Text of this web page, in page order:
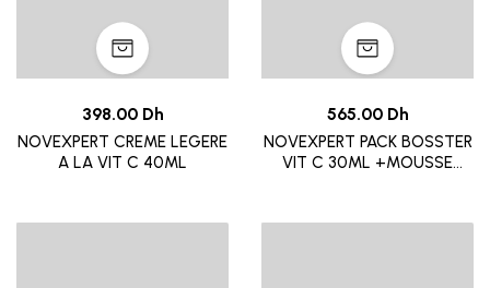
398.00 Dh
NOVEXPERT CREME LEGERE
A LA VIT C 40ML
565.00 Dh
NOVEXPERT PACK BOSSTER
VIT C 30ML +MOUSSE